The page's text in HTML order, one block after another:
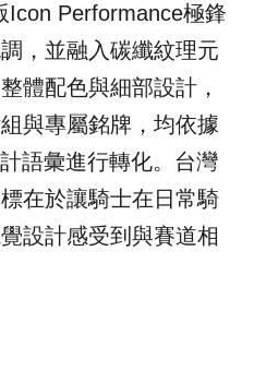
Icon Performance極鋒
，並融入碳纖紋理元
體配色與細部設計，
與專屬銘牌，均依據
語彙進行轉化。台灣
在於讓騎士在日常騎
設計感受到與賽道相